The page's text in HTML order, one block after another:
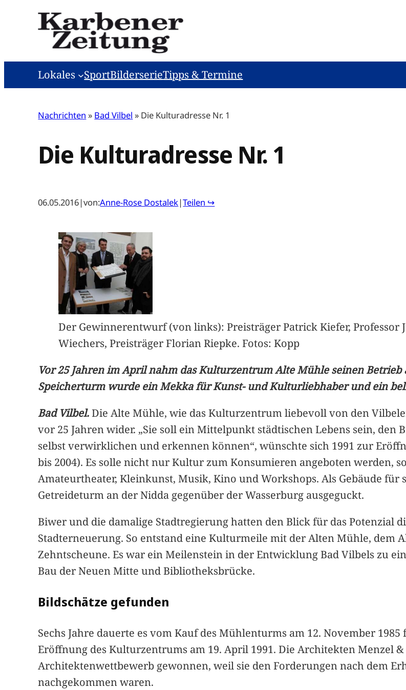
Lokales SportBilderserieTipps & Termine
Nachrichten » Bad Vilbel » Die Kulturadresse Nr. 1
Die Kulturadresse Nr. 1
06.05.2016|von:Anne-Rose Dostalek|Teilen ↪
Der Gewinnerentwurf (von links): Preisträger Patrick Kiefer, Professor
Wiechers, Preisträger Florian Riepke. Fotos: Kopp
Vor 25 Jahren im April nahm das Kulturzentrum Alte Mühle seinen
Speicherturm wurde ein Mekka für Kunst- und Kulturliebhaber und ein
Bad Vilbel.Die Alte Mühle, wie das Kulturzentrum liebevoll von den
vor 25 Jahren wider. „Sie soll ein Mittelpunkt städtischen Lebens sein, den
selbst verwirklichen und erkennen können“, wünschte sich 1991 zur
bis 2004). Es solle nicht nur Kultur zum Konsumieren angeboten werden,
Amateurtheater, Kleinkunst, Musik, Kino und Workshops. Als Gebäude
Getreideturm an der Nidda gegenüber der Wasserburg ausgeguckt.
Biwer und die damalige Stadtregierung hatten den Blick für das Potenzial
Stadterneuerung. So entstand eine Kulturmeile mit der Alten Mühle, dem
Zehntscheune. Es war ein Meilenstein in der Entwicklung Bad Vilbels zu
Bau der Neuen Mitte und Bibliotheksbrücke.
Bildschätze gefunden
Sechs Jahre dauerte es vom Kauf des Mühlenturms am 12. November
Eröffnung des Kulturzentrums am 19. April 1991. Die Architekten Menzel
Architektenwettbewerb gewonnen, weil sie den Forderungen nach dem
nachgekommen waren.